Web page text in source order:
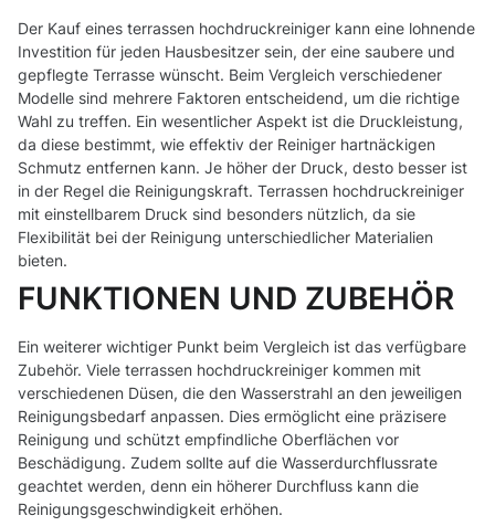
Der Kauf eines terrassen hochdruckreiniger kann eine lohnende
Investition für jeden Hausbesitzer sein, der eine saubere und
gepflegte Terrasse wünscht. Beim Vergleich verschiedener
Modelle sind mehrere Faktoren entscheidend, um die richtige
Wahl zu treffen. Ein wesentlicher Aspekt ist die Druckleistung,
da diese bestimmt, wie effektiv der Reiniger hartnäckigen
Schmutz entfernen kann. Je höher der Druck, desto besser ist
in der Regel die Reinigungskraft. Terrassen hochdruckreiniger
mit einstellbarem Druck sind besonders nützlich, da sie
Flexibilität bei der Reinigung unterschiedlicher Materialien
bieten.
FUNKTIONEN UND ZUBEHÖR
Ein weiterer wichtiger Punkt beim Vergleich ist das verfügbare
Zubehör. Viele terrassen hochdruckreiniger kommen mit
verschiedenen Düsen, die den Wasserstrahl an den jeweiligen
Reinigungsbedarf anpassen. Dies ermöglicht eine präzisere
Reinigung und schützt empfindliche Oberflächen vor
Beschädigung. Zudem sollte auf die Wasserdurchflussrate
geachtet werden, denn ein höherer Durchfluss kann die
Reinigungsgeschwindigkeit erhöhen.